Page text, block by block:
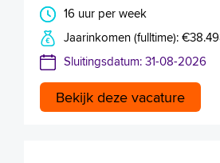
16 uur per week
Jaarinkomen (fulltime):
Sluitingsdatum: 31-08-2026
Bekijk deze vacature